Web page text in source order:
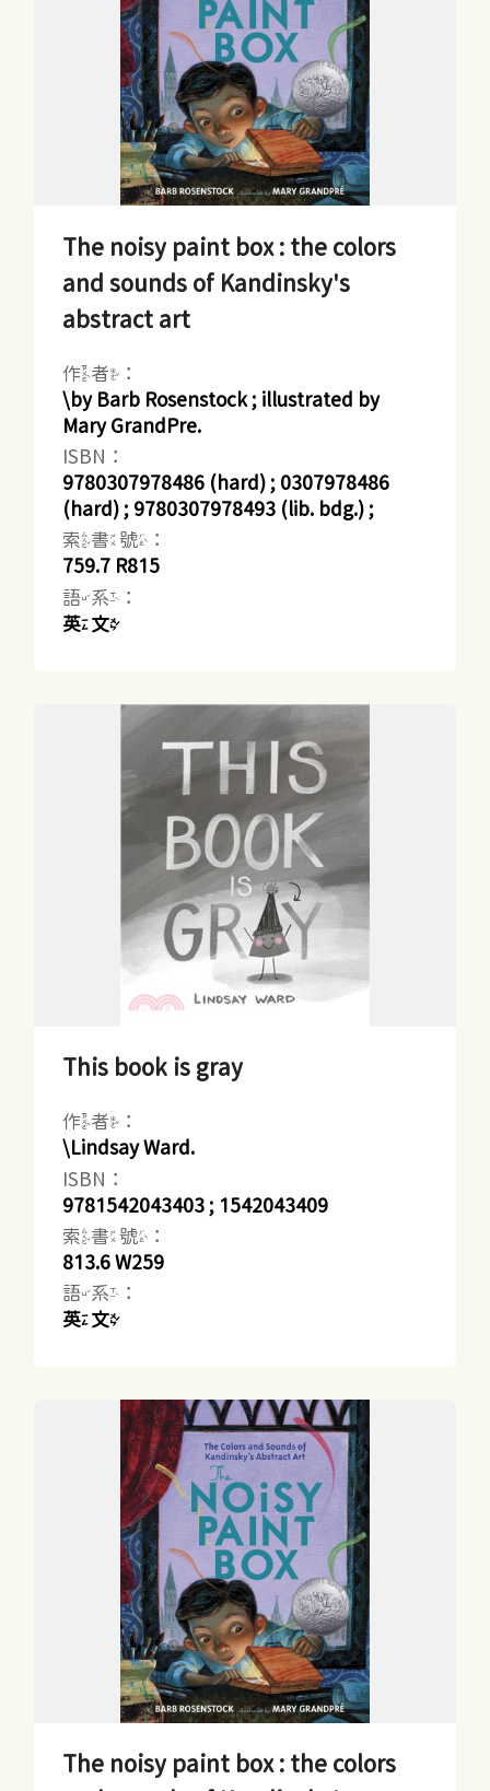
The noisy paint box : the colors
and sounds of Kandinsky's
abstract art
作者：
\by Barb Rosenstock ; illustrated by
Mary GrandPre.
ISBN：
9780307978486 (hard) ; 0307978486
(hard) ; 9780307978493 (lib. bdg.) ;
索書號：
759.7 R815
語系：
英文
This book is gray
作者：
\Lindsay Ward.
ISBN：
9781542043403 ; 1542043409
索書號：
813.6 W259
語系：
英文
The noisy paint box : the colors